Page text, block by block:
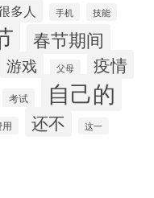
多人 手机 技能
春节期间
游戏 父母 疫情
考试 自己的
用 还不 这一